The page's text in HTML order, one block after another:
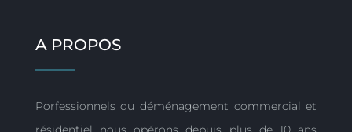
A PROPOS
Porfessionnels du déménagement commercial et